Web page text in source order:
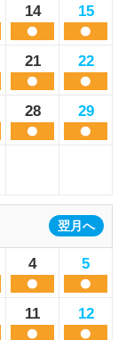
14 15
21 22
28 29
翌月へ
4 5
11 12